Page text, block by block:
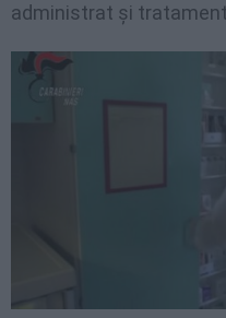
administrat și